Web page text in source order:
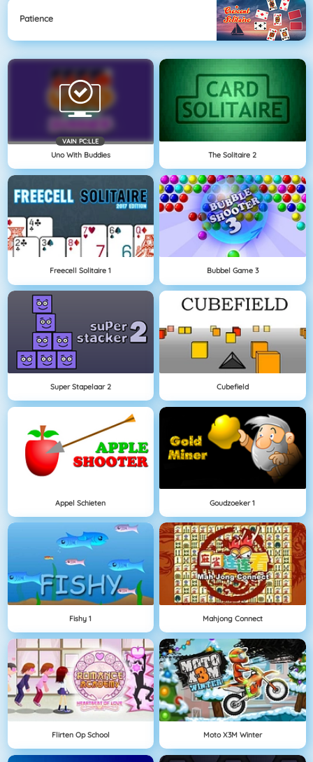
Patience
VAIN PC:LLE
Uno With Buddies The Solitaire 2
Freecell Solitaire 1 Bubbel Game 3
Super Stapelaar 2 Cubefield
Appel Schieten Goudzoeker 1
Fishy 1 Mahjong Connect
Flirten Op School Moto X3M Winter